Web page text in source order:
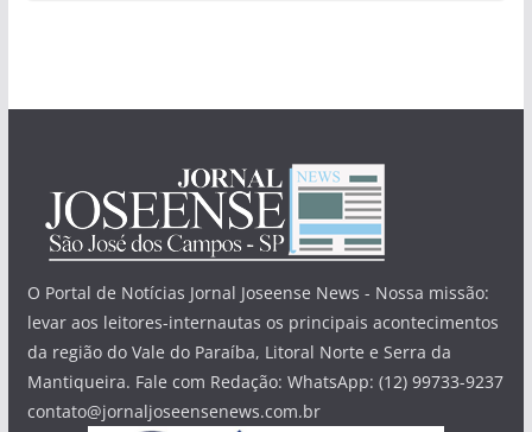
O Portal de Notícias Jornal Joseense News - Nossa missão:
levar aos leitores-internautas os principais acontecimentos
da região do Vale do Paraíba, Litoral Norte e Serra da
Mantiqueira. Fale com Redação: WhatsApp: (12) 99733-9237
contato@jornaljoseensenews.com.br